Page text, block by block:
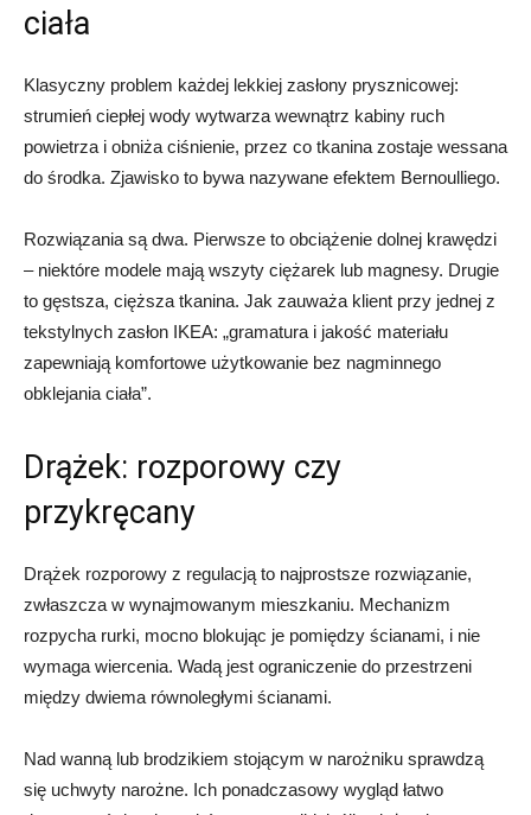
ciała
Klasyczny problem każdej lekkiej zasłony prysznicowej:
strumień ciepłej wody wytwarza wewnątrz kabiny ruch
powietrza i obniża ciśnienie, przez co tkanina zostaje wessana
do środka. Zjawisko to bywa nazywane efektem Bernoulliego.
Rozwiązania są dwa. Pierwsze to obciążenie dolnej krawędzi
– niektóre modele mają wszyty ciężarek lub magnesy. Drugie
to gęstsza, cięższa tkanina. Jak zauważa klient przy jednej z
tekstylnych zasłon IKEA: „gramatura i jakość materiału
zapewniają komfortowe użytkowanie bez nagminnego
obklejania ciała”.
Drążek: rozporowy czy
przykręcany
Drążek rozporowy z regulacją to najprostsze rozwiązanie,
zwłaszcza w wynajmowanym mieszkaniu. Mechanizm
rozpycha rurki, mocno blokując je pomiędzy ścianami, i nie
wymaga wiercenia. Wadą jest ograniczenie do przestrzeni
między dwiema równoległymi ścianami.
Nad wanną lub brodzikiem stojącym w narożniku sprawdzą
się uchwyty narożne. Ich ponadczasowy wygląd łatwo